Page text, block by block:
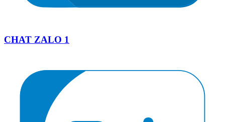
CHAT ZALO 1